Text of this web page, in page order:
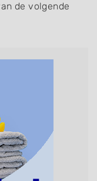
de volgende
of
kappers
en kleuren,
invlechten,
een
& visagie,
het trimmen van